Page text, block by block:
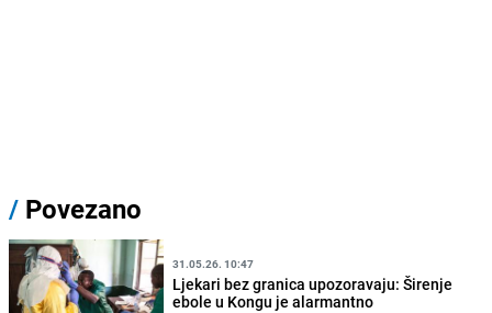
/ Povezano
31.05.26. 10:47
Ljekari bez granica upozoravaju: Širenje
ebole u Kongu je alarmantno